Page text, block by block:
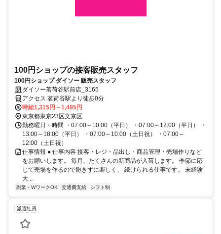
100円ショップの接客販売スタッフ
100円ショップ ダイソー 販売スタッフ
ダイソー茗荷谷駅前店_3165
アクセス 茗荷谷駅より徒歩0分
時給1,315円～1,495円
東京都東京23区文京区
勤務曜日・時間 ・07:00～10:00（平日） ・07:00～12:00（平日） ・
13:00～18:00（平日） ・07:00～10:00（土日祝） ・07:00～
12:00（土日祝）
仕事情報 ● 仕事内容 接客・レジ・品出し・商品管理・売場作りなど
をお願いします。 毎月、たくさんの新商品が入荷します。 季節に応
じて売場を作るので飽きずに楽しく、 続けられる仕事です。 未経験
大...
副業・WワークOK 交通費支給 シフト制
派遣社員